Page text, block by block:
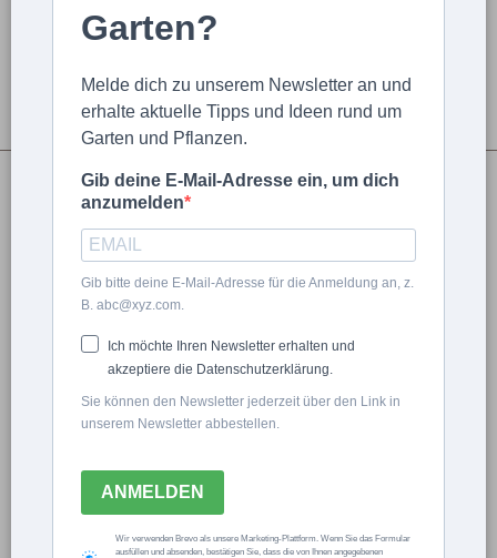
Interview: Das ist mein
Gartenbuch!
ALLGEMEIN
Garten?
Melde dich zu unserem Newsletter an und
erhalte aktuelle Tipps und Ideen rund um
Garten und Pflanzen.
Gib deine E-Mail-Adresse ein, um dich
anzumelden
Gib bitte deine E-Mail-Adresse für die Anmeldung an, z.
B. abc@xyz.com.
Ich möchte Ihren Newsletter erhalten und
akzeptiere die Datenschutzerklärung.
Sie können den Newsletter jederzeit über den Link in
unserem Newsletter abbestellen.
ANMELDEN
Wir verwenden Brevo als unsere Marketing-Plattform. Wenn Sie das Formular
ausfüllen und absenden, bestätigen Sie, dass die von Ihnen angegebenen